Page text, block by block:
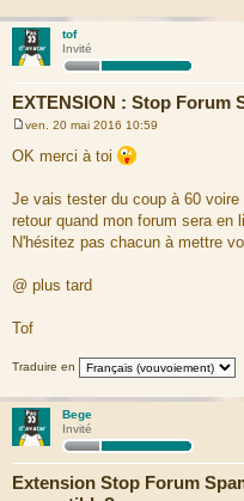
tof
Invité
EXTENSION : Stop Forum
e
s
a
g
e
ven. 20 mai 2016 10:59
OK merci à toi
Je vais tester du coup à 60
retour quand mon forum sera en
N'hésitez pas chacun à mettre
@ plus tard
Tof
Traduire en
Bege
Invité
Extension Stop Forum